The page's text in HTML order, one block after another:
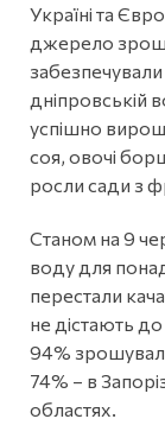
Україні та
джерело
дніпровській
успішно
соя, овочі
росли сади з
Станом на 9
воду для
перестали
не дістають
94%
74% – в
областях.